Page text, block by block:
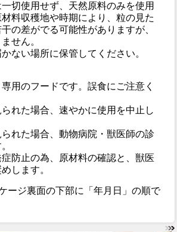
切使用せず、天然原料のみを使用
料収穫地や時期により、粒の見た
の差がでる可能性がありますが、
せん。
ない場所に保管してください。
用のフードです。誤食にご注意く
れた場合、速やかに使用を中止し
れた場合、動物病院・獣医師の診
防止の為、原材料の確認と、獣医
します。
ージ裏面の下部に「年月日」の順で